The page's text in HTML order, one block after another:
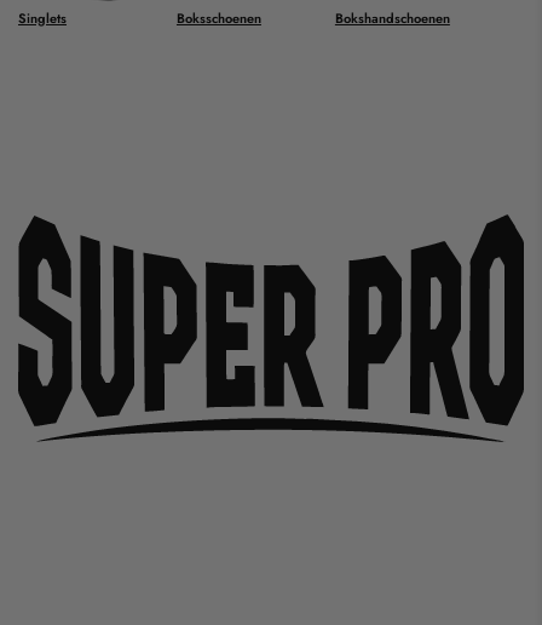
Singlets Boksschoenen Bokshandschoenen